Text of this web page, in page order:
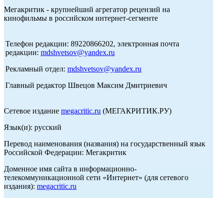
Мегакритик - крупнейший агрегатор рецензий на
кинофильмы в российском интернет-сегменте
Телефон редакции: 89220866202, электронная почта
редакции: mdshvetsov@yandex.ru
Рекламный отдел: mdshvetsov@yandex.ru
Главный редактор Швецов Максим Дмитриевич
Сетевое издание megacritic.ru (МЕГАКРИТИК.РУ)
Язык(и): русский
Перевод наименования (названия) на государственный язык
Российской Федерации: Мегакритик
Доменное имя сайта в информационно-
телекоммуникационной сети «Интернет» (для сетевого
издания): megacritic.ru